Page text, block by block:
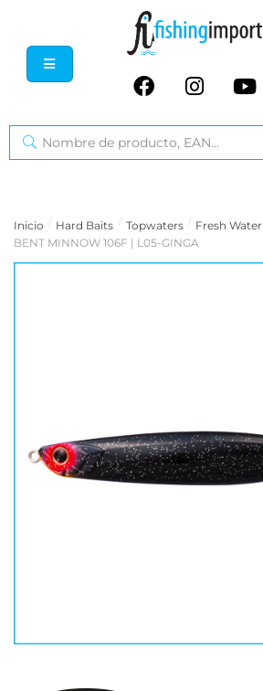
Inicio / Hard Baits / Topwaters / Fresh Water
BENT MINNOW 106F | L05-GINGA